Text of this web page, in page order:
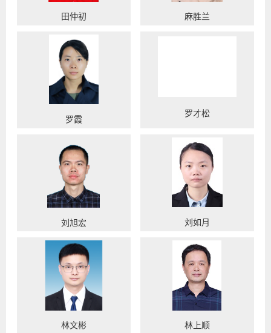
田仲初 麻胜兰
罗霞
罗才松
刘旭宏 刘如月
林文彬 林上顺